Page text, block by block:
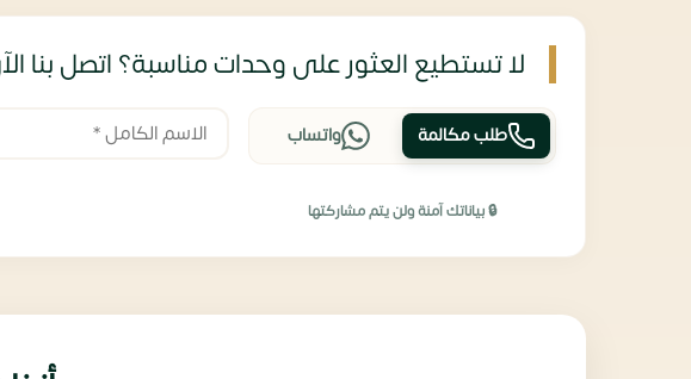
لا تستطيع العثور على وحدات مناسبة؟ اتصل بنا
طلب مكالمة واتساب
🔒 بياناتك آمنة ولن يتم مشاركتها